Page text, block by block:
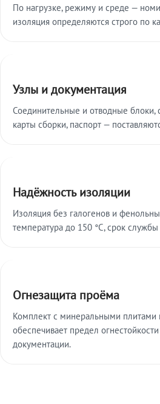
По нагрузке, режиму и среде —
изоляция определяются строго по
Узлы и документация
Соединительные и отводные блоки,
карты сборки, паспорт —
Надёжность изоляции
Изоляция без галогенов и
температура до 150 °C, срок
Огнезащита проёма
Комплект с минеральными плитами
обеспечивает предел
документации.